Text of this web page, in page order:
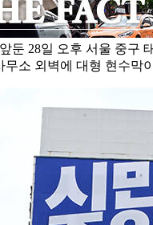
둔 28일 오후 서울 중구
소 외벽에 대형 현수막